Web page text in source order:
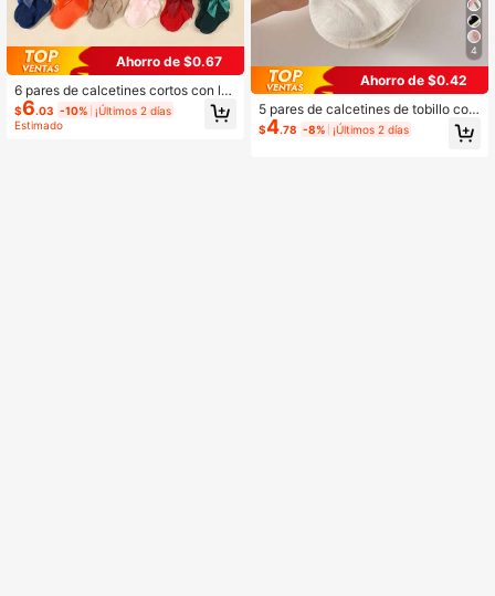
Ahorro de $0.67
6 pares de calcetines cortos con la
zo de unicolor aleatorio para bebés/
niños pequeños, a la moda y lindos
$6.03 -10% ¡Últimos 2 días
Estimado
4
Ahorro de $0.42
5 pares de calcetines de tobillo con
volantes y estampado de cerezas li
ndos para niñas, calcetines blancos
$4.78 -8% ¡Últimos 2 días